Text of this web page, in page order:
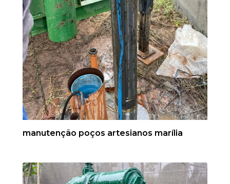
manutenção poços artesianos marília